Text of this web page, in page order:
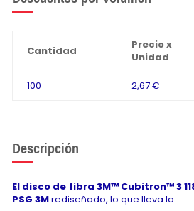
Cantidad
Precio x
Unidad
100 2,67 €
Descripción
El disco de fibra 3M™ Cubitron™ 3
PSG 3Mrediseñado, lo que lleva la